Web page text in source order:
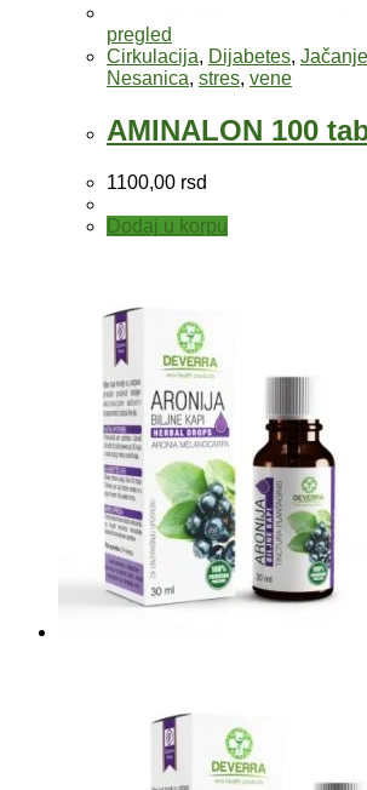
pregled
Cirkulacija, Dijabetes,
Nesanica, stres, vene
AMINALON 100
1100,00 rsd
Dodaj u korpu